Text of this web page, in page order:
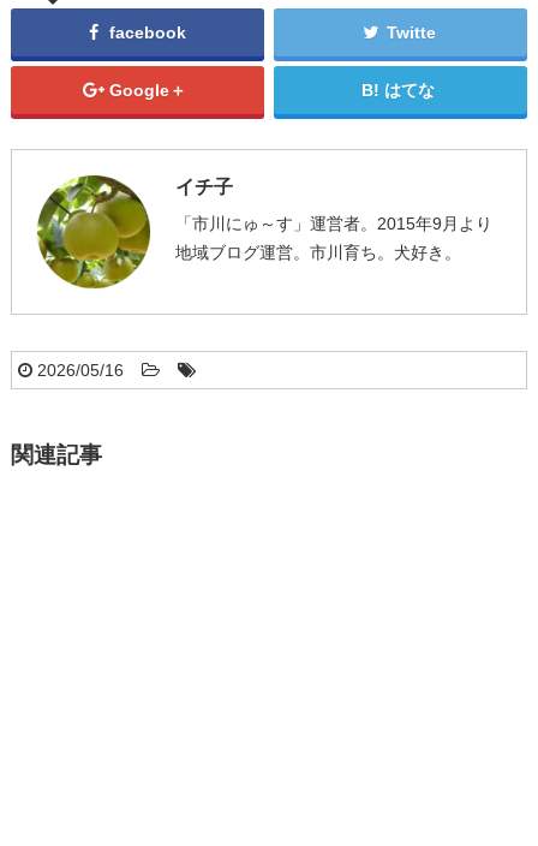
facebook Twitte
Google＋ はてな
イチ子
「市川にゅ～す」運営者。2015年9月より
地域ブログ運営。市川育ち。犬好き。
2026/05/16
関連記事